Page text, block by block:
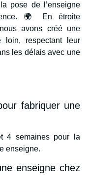
pose de l’enseigne
🌍 En étroite
avons créé une
loin, respectant leur
les délais avec une
fabriquer une
4 semaines pour la
enseigne.
enseigne chez